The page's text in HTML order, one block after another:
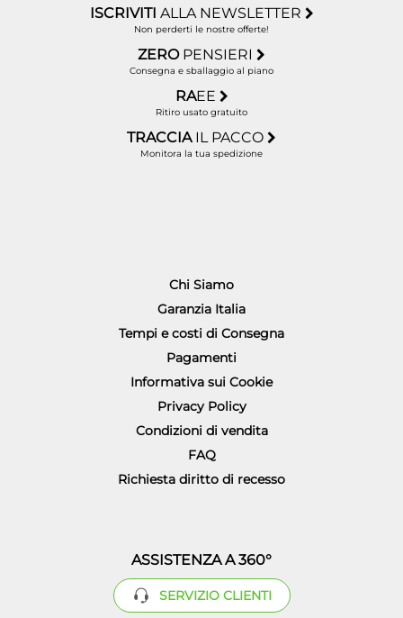
ISCRIVITI ALLA NEWSLETTER
Non perderti le nostre offerte!
ZERO PENSIERI
Consegna e sballaggio al piano
RAEE
Ritiro usato gratuito
TRACCIA IL PACCO
Monitora la tua spedizione
Chi Siamo
Garanzia Italia
Tempi e costi di Consegna
Pagamenti
Informativa sui Cookie
Privacy Policy
Condizioni di vendita
FAQ
Richiesta diritto di recesso
ASSISTENZA A 360°
SERVIZIO CLIENTI